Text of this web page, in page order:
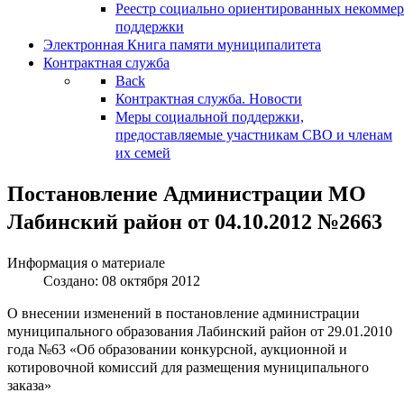
Реестр социально ориентированных
поддержки
Электронная Книга памяти муниципалитета
Контрактная служба
Back
Контрактная служба. Новости
Меры социальной поддержки,
предоставляемые участникам СВО и членам
их семей
Постановление Администрации МО
Лабинский район от 04.10.2012 №2663
Информация о материале
Создано: 08 октября 2012
О внесении изменений в постановление администрации
муниципального образования Лабинский район от 29.01.2010
года №63 «Об образовании конкурсной, аукционной и
котировочной комиссий для размещения муниципального
заказа»